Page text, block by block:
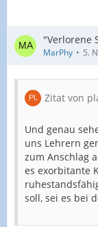
"Verlorene
MarPhy 5.
Zitat von
Und genau
uns Lehrern
zum Anschlag
es exorbitante
soll, sei es bei